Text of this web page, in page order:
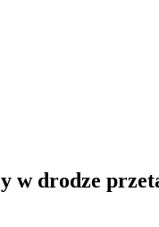
w drodze